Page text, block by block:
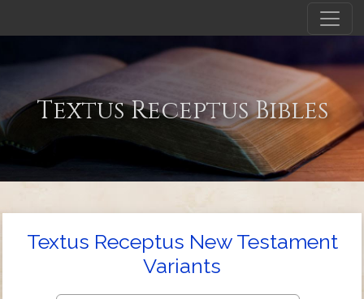
Textus Receptus Bibles
Textus Receptus New Testament
Variants